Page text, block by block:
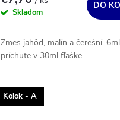
Skladom
DO
Zmes jahôd, malín a čerešní. 6ml
príchute v 30ml fľaške.
Kolok - A